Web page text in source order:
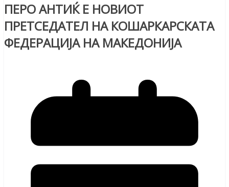
ПЕРО АНТИЌ Е НОВИОТ
ПРЕТСЕДАТЕЛ НА КОШАРКАРСКАТА
ФЕДЕРАЦИЈА НА МАКЕДОНИЈА